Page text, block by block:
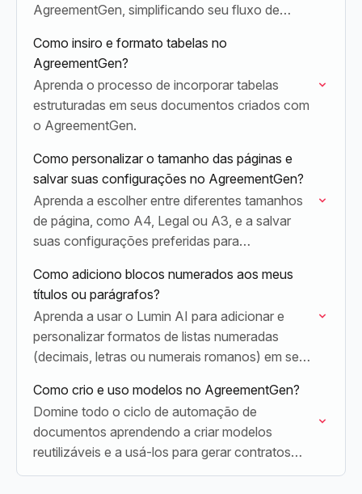
AgreementGen, simplificando seu fluxo de
manual.
Como insiro e formato tabelas no
AgreementGen?
Aprenda o processo de incorporar tabelas
estruturadas em seus documentos criados com
o AgreementGen.
Como personalizar o tamanho das páginas e
salvar suas configurações no AgreementGen?
Aprenda a escolher entre diferentes tamanhos
de página, como A4, Legal ou A3, e a salvar
suas configurações preferidas para
Como adiciono blocos numerados aos meus
títulos ou parágrafos?
Aprenda a usar o Lumin AI para adicionar e
personalizar formatos de listas numeradas
(decimais, letras ou numerais romanos) em seus
Como crio e uso modelos no AgreementGen?
Domine todo o ciclo de automação de
documentos aprendendo a criar modelos
reutilizáveis e a usá-los para gerar contratos
profissionais em segundos.